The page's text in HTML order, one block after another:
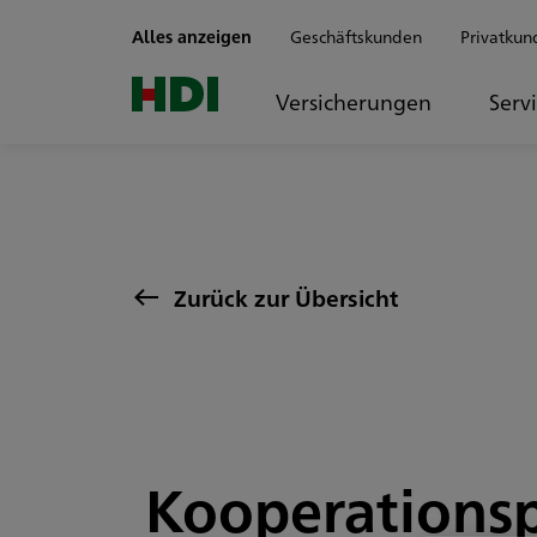
Alles anzeigen Geschäftskunden
Versicherungen
Zurück zur Übersicht